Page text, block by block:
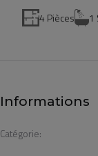
4 Pièces 1
Informations
Catégorie: